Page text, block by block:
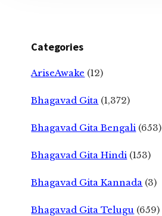
Categories
AriseAwake (12)
Bhagavad Gita (1,372)
Bhagavad Gita Bengali (653)
Bhagavad Gita Hindi (153)
Bhagavad Gita Kannada (3)
Bhagavad Gita Telugu (659)